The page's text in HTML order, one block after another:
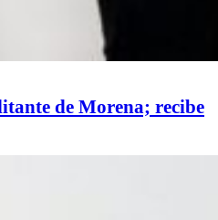
de Morena; recibe